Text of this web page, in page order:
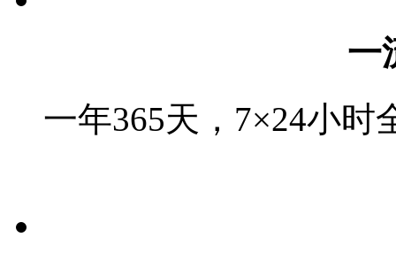
一
一年365天，7×24小